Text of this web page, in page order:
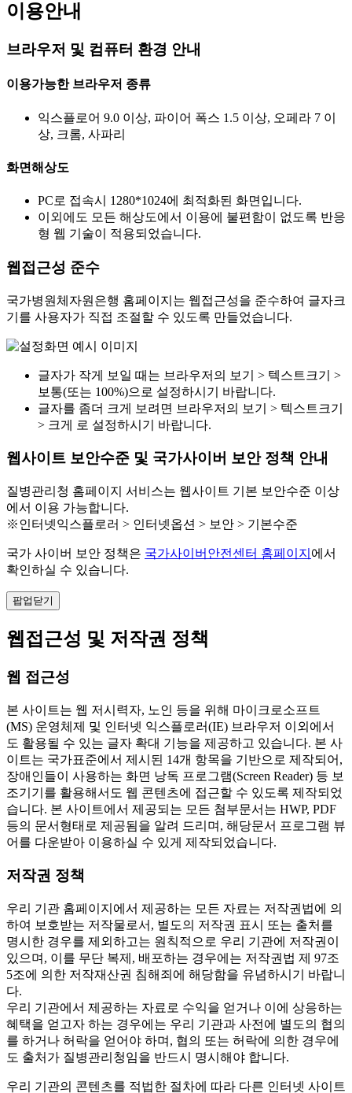
이용안내
브라우저 및 컴퓨터 환경 안내
이용가능한 브라우저 종류
익스플로어 9.0 이상, 파이어 폭스 1.5 이상, 오페라 7 이
상, 크롬, 사파리
화면해상도
PC로 접속시 1280*1024에 최적화된 화면입니다.
이외에도 모든 해상도에서 이용에 불편함이 없도록 반응
형 웹 기술이 적용되었습니다.
웹접근성 준수
국가병원체자원은행 홈페이지는 웹접근성을 준수하여 글자크
기를 사용자가 직접 조절할 수 있도록 만들었습니다.
글자가 작게 보일 때는 브라우저의 보기 > 텍스트크기 >
보통(또는 100%)으로 설정하시기 바랍니다.
글자를 좀더 크게 보려면 브라우저의 보기 > 텍스트크기
> 크게 로 설정하시기 바랍니다.
웹사이트 보안수준 및 국가사이버 보안 정책 안내
질병관리청 홈페이지 서비스는 웹사이트 기본 보안수준 이상
에서 이용 가능합니다.
※인터넷익스플로러 > 인터넷옵션 > 보안 > 기본수준
국가 사이버 보안 정책은 국가사이버안전센터 홈페이지 에서
확인하실 수 있습니다.
팝업닫기
웹접근성 및 저작권 정책
웹 접근성
본 사이트는 웹 저시력자, 노인 등을 위해 마이크로소프트
(MS) 운영체제 및 인터넷 익스플로러(IE) 브라우저 이외에서
도 활용될 수 있는 글자 확대 기능을 제공하고 있습니다. 본 사
이트는 국가표준에서 제시된 14개 항목을 기반으로 제작되어,
장애인들이 사용하는 화면 낭독 프로그램(Screen Reader) 등 보
조기기를 활용해서도 웹 콘텐츠에 접근할 수 있도록 제작되었
습니다. 본 사이트에서 제공되는 모든 첨부문서는 HWP, PDF
등의 문서형태로 제공됨을 알려 드리며, 해당문서 프로그램 뷰
어를 다운받아 이용하실 수 있게 제작되었습니다.
저작권 정책
우리 기관 홈페이지에서 제공하는 모든 자료는 저작권법에 의
하여 보호받는 저작물로서, 별도의 저작권 표시 또는 출처를
명시한 경우를 제외하고는 원칙적으로 우리 기관에 저작권이
있으며, 이를 무단 복제, 배포하는 경우에는 저작권법 제 97조
5조에 의한 저작재산권 침해죄에 해당함을 유념하시기 바랍니
다.
우리 기관에서 제공하는 자료로 수익을 얻거나 이에 상응하는
혜택을 얻고자 하는 경우에는 우리 기관과 사전에 별도의 협의
를 하거나 허락을 얻어야 하며, 협의 또는 허락에 의한 경우에
도 출처가 질병관리청임을 반드시 명시해야 합니다.
우리 기관의 콘텐츠를 적법한 절차에 따라 다른 인터넷 사이트